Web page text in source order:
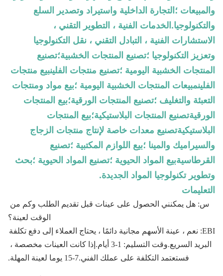
والمبيعات ؛التجارة الداخلية واستيراد وتصدير السلع
والتكنولوجيا.الخدمات الفنية ، التطوير التقني ،
الاستشارات الفنية ، التبادل التقني ، نقل التكنولوجيا
وتعزيز التكنولوجيا ؛تصنيع المنتجات الخشبية؛تصنيع
المنتجات الخشبية اليومية ؛تصنيع منتجات الفلينبيع منتجات
الفلينمبيعات المنتجات الخشبية اليومية ؛بيع مواد ومنتجات
التعبئة والتغليف ؛تصنيع المنتجات الورقية؛بيع المنتجات
الورقيةتصنيع المنتجات البلاستيكية؛بيع المنتجات
البلاستيكيةتصنيع معدات خاصة لإنتاج منتجات الزجاج
والسيراميك والمينا ؛بيع اللوازم المكتبية ؛تصنيع
القرطاسيةبيع المواد الحيوية ؛تصنيع المواد الحيوية ؛بحث
وتطوير تكنولوجيا المواد الجديدة.
التعليمات
الوقت لعينة؟
فستعتمد التكلفة على عملك الفني.7-15 يوما لعينة المهلة.